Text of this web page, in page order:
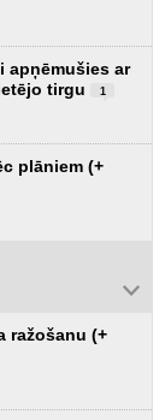
apņēmušies ar
tirgu
1
plāniem (+
ražošanu (+